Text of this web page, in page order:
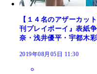
【１４名のアザーカッ
刊プレイボーイ』表紙
奈・浅井優平・宇都木
2019年08月05日 11:30